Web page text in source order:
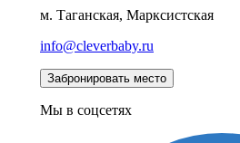
м. Таганская, Марксистская
info@cleverbaby.ru
Мы в соцсетях